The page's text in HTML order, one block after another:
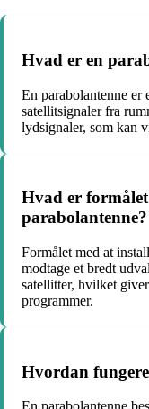
Hvad er en
En parabolantenne er
satellitsignaler fra
lydsignaler, som kan
Hvad er
parabolantenne?
Formålet med at
modtage et bredt
satellitter, hvilket
programmer.
Hvordan